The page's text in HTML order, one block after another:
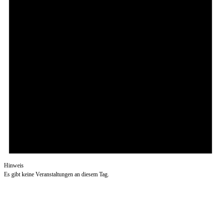
Hinweis
Es gibt keine Veranstaltungen an diesem Tag.